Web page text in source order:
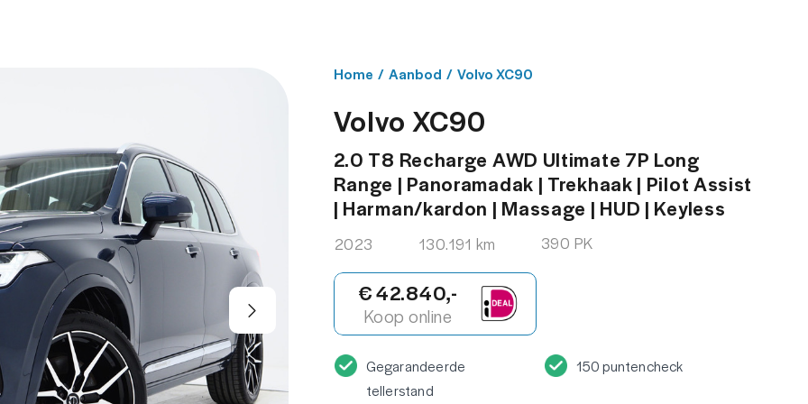
Home / Aanbod / Volvo XC90
Volvo XC90
2.0 T8 Recharge AWD Ultimate 7P Long
Range | Panoramadak | Trekhaak | Pilot Assist
| Harman/kardon | Massage | HUD | Keyless
2023 130.191 km 390 PK
€ 42.840,-
Koop online
Gegarandeerde
tellerstand
150 puntencheck